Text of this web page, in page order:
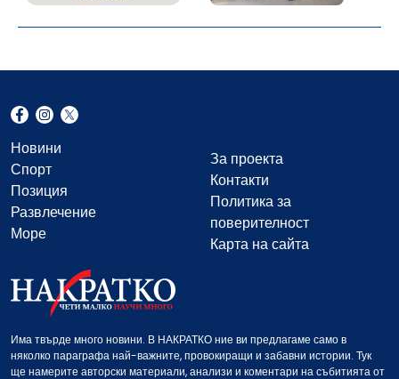
Новини
Спорт
Позиция
Развлечение
Море
За проекта
Контакти
Политика за
поверителност
Карта на сайта
Има твърде много новини. В НАКРАТКО ние ви предлагаме само в
няколко параграфа най-важните, провокиращи и забавни истории. Тук
ще намерите авторски материали, анализи и коментари на събитията от